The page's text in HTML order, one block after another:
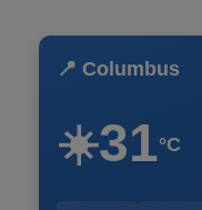
📍 Columbus
☀️31°C